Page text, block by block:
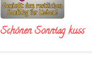
Schönen Sonntag kuss